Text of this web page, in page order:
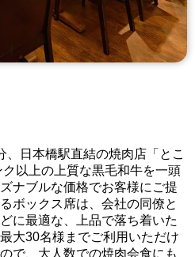
日本橋駅直結の焼肉店「とこ
以上の上質な黒毛和牛を一頭
ナブルな価格でお客様にご提
ボックス席は、会社の同僚と
に最適な、上品で落ち着いた
大30名様までご利用いただけ
で、大人数での焼肉会食にも